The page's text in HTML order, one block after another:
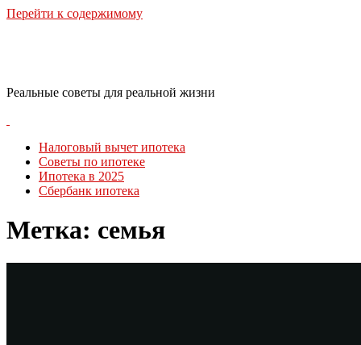
Перейти к содержимому
Реальные советы для реальной жизни
Налоговый вычет ипотека
Советы по ипотеке
Ипотека в 2025
Сбербанк ипотека
Метка: семья